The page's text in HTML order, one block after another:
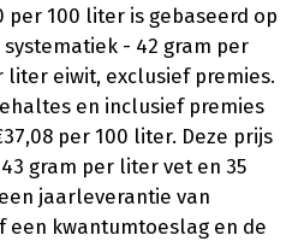
per 100 liter is gebaseerd op
- 42 gram per
liter eiwit, exclusief premies.
en inclusief premies
per 100 liter. Deze prijs
gram per liter vet en 35
jaarleverantie van
een kwantumtoeslag en de